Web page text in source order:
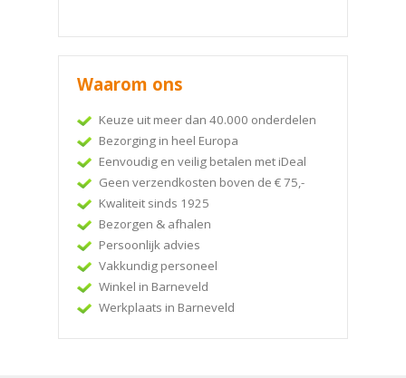
Waarom ons
Keuze uit meer dan 40.000 onderdelen
Bezorging in heel Europa
Eenvoudig en veilig betalen met iDeal
Geen verzendkosten boven de € 75,-
Kwaliteit sinds 1925
Bezorgen & afhalen
Persoonlijk advies
Vakkundig personeel
Winkel in Barneveld
Werkplaats in Barneveld